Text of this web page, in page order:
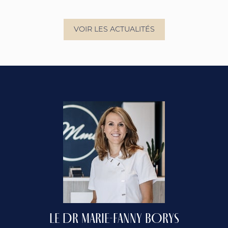
VOIR LES ACTUALITÉS
LE DR MARIE-FANNY BORYS